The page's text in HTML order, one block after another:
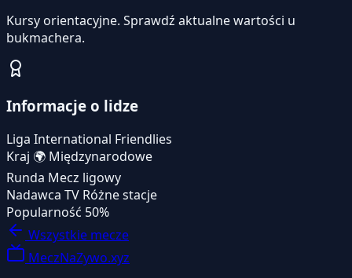
Kursy orientacyjne. Sprawdź aktualne wartości u
bukmachera.
Informacje o lidze
Liga International Friendlies
Kraj 🌍 Międzynarodowe
Runda Mecz ligowy
Nadawca TV Różne stacje
Popularność 50%
Wszystkie mecze
MeczNaZywo.xyz